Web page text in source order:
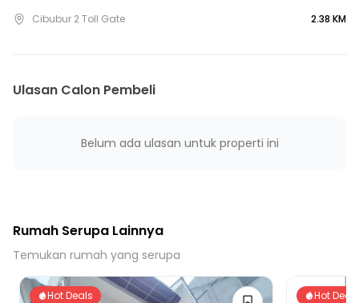
15 Menit ke Gerbang Tol Jati Karya Utama
Cibubur 2 Toll Gate
2.38 KM
Ulasan Calon Pembeli
Belum ada ulasan untuk properti ini
Rumah Serupa Lainnya
Temukan rumah yang serupa
Hot Deals Hot Deals